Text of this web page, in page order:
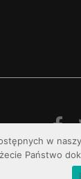
Jana
w
Państwo